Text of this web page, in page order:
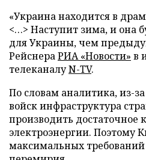
«Украина находится в
<…> Наступит зима, и она
для Украины, чем
РейснераРИА «Новости» в
телеканалуN-TV.
По словам аналитика, из-
войск инфраструктура
производить достаточное
электроэнергии. Поэтому
максимальных требований